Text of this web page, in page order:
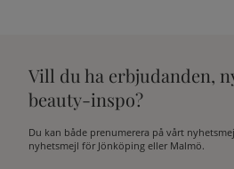
Vill du ha erbjudanden,
beauty-inspo?
Du kan både prenumerera på vårt
nyhetsmejl för Jönköping eller Malmö.